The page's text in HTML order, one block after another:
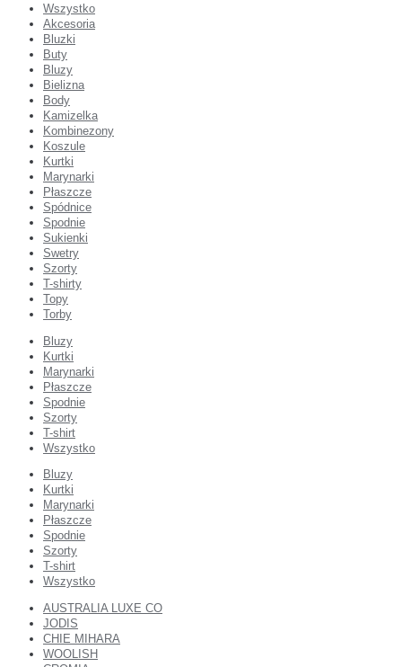
Wszystko
Akcesoria
Bluzki
Buty
Bluzy
Bielizna
Body
Kamizelka
Kombinezony
Koszule
Kurtki
Marynarki
Płaszcze
Spódnice
Spodnie
Sukienki
Swetry
Szorty
T-shirty
Topy
Torby
Bluzy
Kurtki
Marynarki
Płaszcze
Spodnie
Szorty
T-shirt
Wszystko
Bluzy
Kurtki
Marynarki
Płaszcze
Spodnie
Szorty
T-shirt
Wszystko
AUSTRALIA LUXE CO
JODIS
CHIE MIHARA
WOOLISH